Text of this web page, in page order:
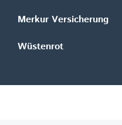
Merkur Versicherung
Wüstenrot